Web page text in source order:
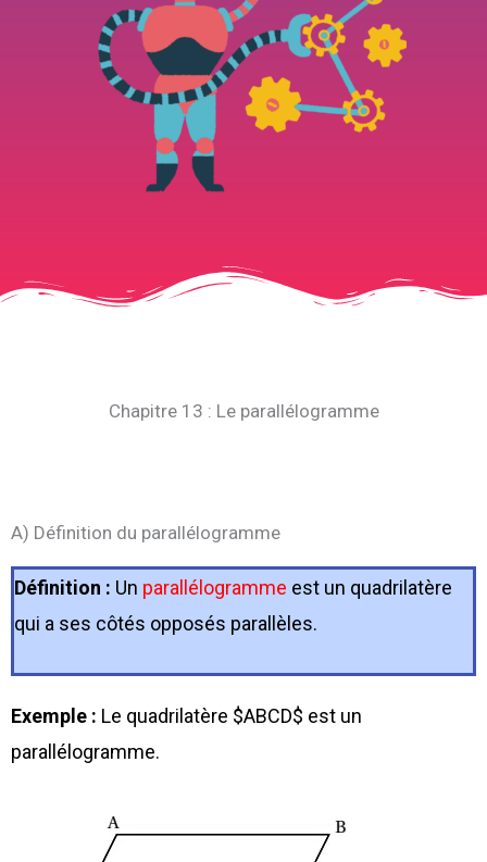
Chapitre 13 : Le parallélogramme
A) Définition du parallélogramme
Définition : Un parallélogramme est un quadrilatère
qui a ses côtés opposés parallèles.
Exemple : Le quadrilatère $ABCD$ est un
parallélogramme.